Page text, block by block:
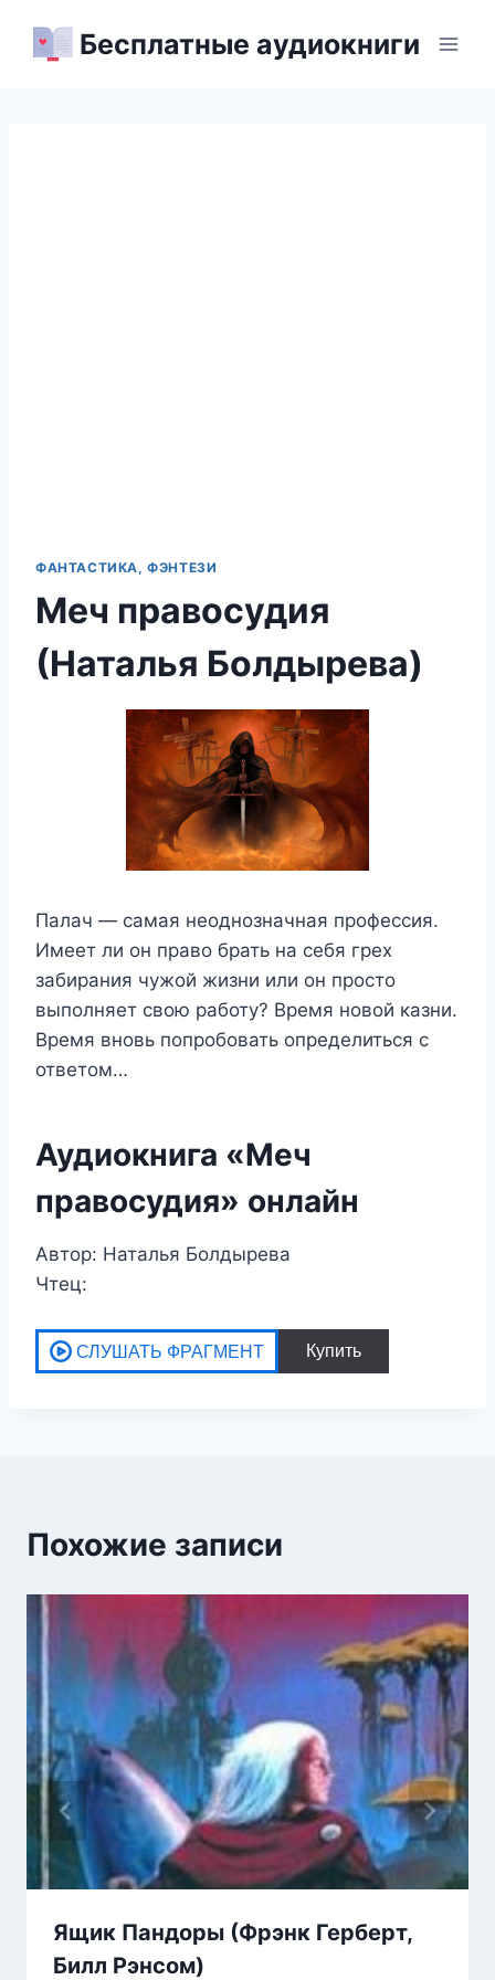
Бесплатные аудиокниги
ФАНТАСТИКА, ФЭНТЕЗИ
Меч правосудия
(Наталья Болдырева)
Палач — самая неоднозначная профессия.
Имеет ли он право брать на себя грех
забирания чужой жизни или он просто
выполняет свою работу? Время новой казни.
Время вновь попробовать определиться с
ответом…
Аудиокнига «Меч
правосудия» онлайн
Автор: Наталья Болдырева
Чтец:
Похожие записи
Ящик Пандоры (Фрэнк Герберт,
Билл Рэнсом)